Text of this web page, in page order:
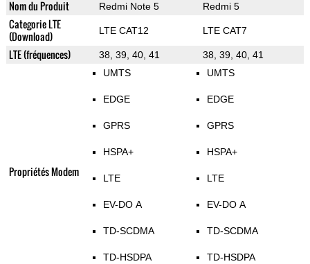
Nom du Produit Redmi Note 5 Redmi 5
Categorie LTE
(Download)
LTE CAT12 LTE CAT7
LTE (fréquences) 38, 39, 40, 41 38, 39, 40, 41
Propriétés Modem
UMTS
EDGE
GPRS
HSPA+
LTE
EV-DO A
TD-SCDMA
TD-HSDPA
UMTS
EDGE
GPRS
HSPA+
LTE
EV-DO A
TD-SCDMA
TD-HSDPA